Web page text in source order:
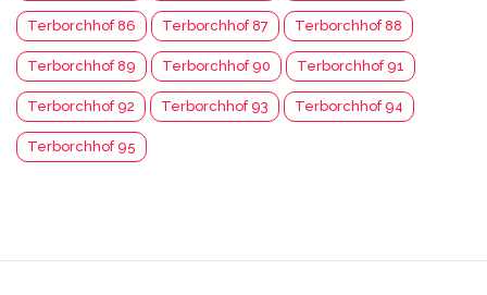
Terborchhof 86 Terborchhof 87 Terborchhof 88
Terborchhof 89 Terborchhof 90 Terborchhof 91
Terborchhof 92 Terborchhof 93 Terborchhof 94
Terborchhof 95